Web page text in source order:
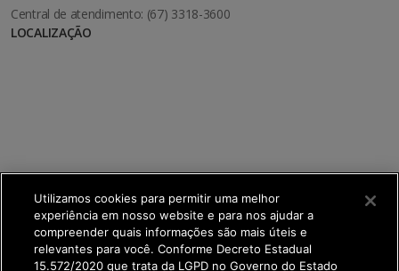
Central de atendimento: (67) 3318-3600
LOCALIZAÇÃO
Utilizamos cookies para permitir uma melhor
experiência em nosso website e para nos ajudar a
compreender quais informações são mais úteis e
relevantes para você. Conforme Decreto Estadual
15.572/2020 que trata da LGPD no Governo do Estado